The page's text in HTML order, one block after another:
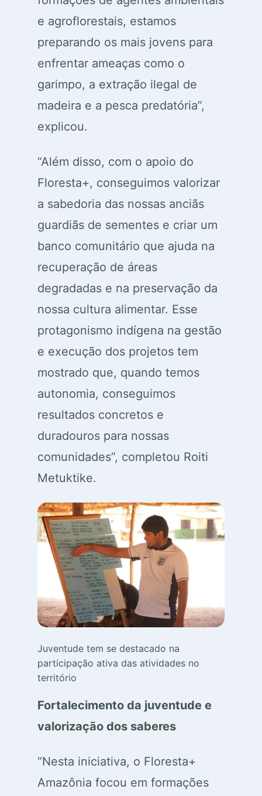
e agroflorestais, estamos
preparando os mais jovens para
enfrentar ameaças como o
garimpo, a extração ilegal de
madeira e a pesca predatória”,
explicou.
“Além disso, com o apoio do
Floresta+, conseguimos valorizar
a sabedoria das nossas anciãs
guardiãs de sementes e criar um
banco comunitário que ajuda na
recuperação de áreas
degradadas e na preservação da
nossa cultura alimentar. Esse
protagonismo indígena na gestão
e execução dos projetos tem
mostrado que, quando temos
autonomia, conseguimos
resultados concretos e
duradouros para nossas
comunidades”, completou Roiti
Metuktike.
Juventude tem se destacado na
participação ativa das atividades no
território
Fortalecimento da juventude e
valorização dos saberes
“Nesta iniciativa, o Floresta+
Amazônia focou em formações